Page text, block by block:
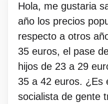
Hola, me gustaria
año los precios
respecto a otros
35 euros, el pase
hijos de 23 a 29
35 a 42 euros. ¿Es
socialista de gente